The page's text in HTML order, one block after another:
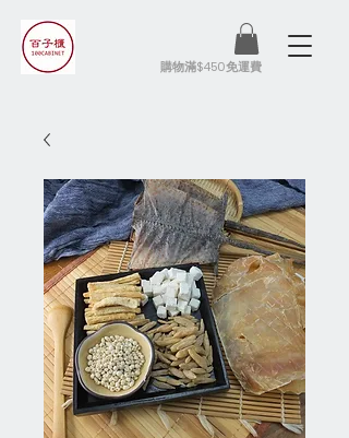
​購物滿$450免運費